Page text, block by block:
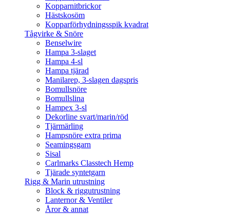
Kopparnitbrickor
Hästskosöm
Kopparförhydningsspik kvadrat
Tågvirke & Snöre
Benselwire
Hampa 3-slaget
Hampa 4-sl
Hampa tjärad
Manilarep, 3-slagen dagspris
Bomullsnöre
Bomullslina
Hampex 3-sl
Dekorline svart/marin/röd
Tjärmärling
Hampsnöre extra prima
Seamingsgarn
Sisal
Carlmarks Classtech Hemp
Tjärade syntetgarn
Rigg & Marin utrustning
Block & riggutrustning
Lanternor & Ventiler
Åror & annat